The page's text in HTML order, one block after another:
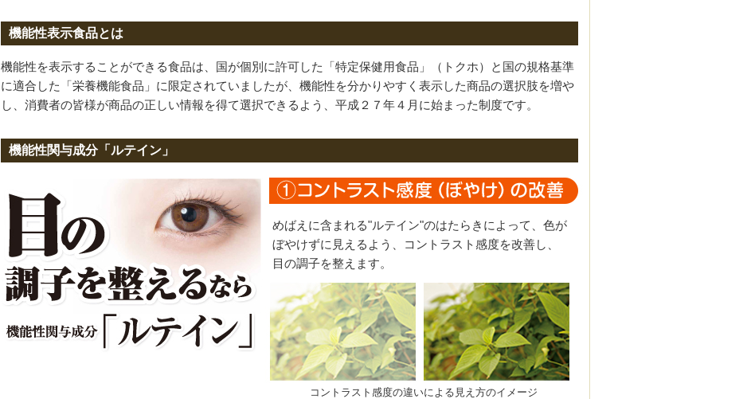
機能性表示食品とは
機能性を表示することができる食品は、国が個別に許可した「特定保健用食品」（トクホ）と国の規格基準
に適合した「栄養機能食品」に限定されていましたが、機能性を分かりやすく表示した商品の選択肢を増や
し、消費者の皆様が商品の正しい情報を得て選択できるよう、平成２７年４月に始まった制度です。
機能性関与成分「ルテイン」
めばえに含まれる"ルテイン"のはたらきによって、色が
ぼやけずに見えるよう、コントラスト感度を改善し、
目の調子を整えます。
コントラスト感度の違いによる見え方のイメージ